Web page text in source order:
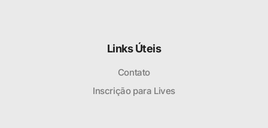
Links Úteis
Contato
Inscrição para Lives